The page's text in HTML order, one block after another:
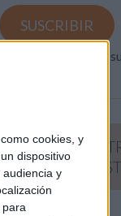
cookies, y
dispositivo
y
email
SUSCRIBIR
Únete a otros 371K
SIGUE
EN PINTEREST